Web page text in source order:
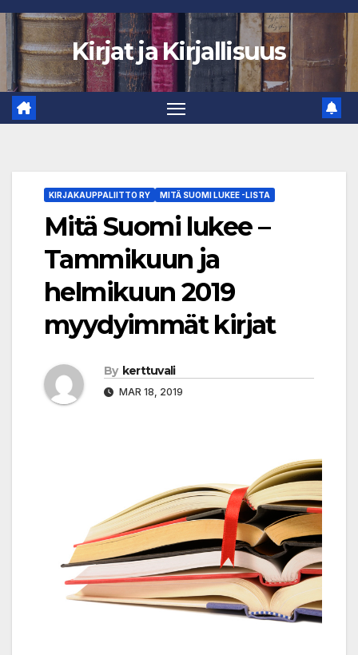
Skip
content
Kirjat ja Kirjallisuus
KIRJAKAUPPALIITTO RY MITÄ SUOMI LUKEE -LISTA
Mitä Suomi lukee –
Tammikuun ja
helmikuun 2019
myydyimmät kirjat
By kerttuvali
MAR 18, 2019